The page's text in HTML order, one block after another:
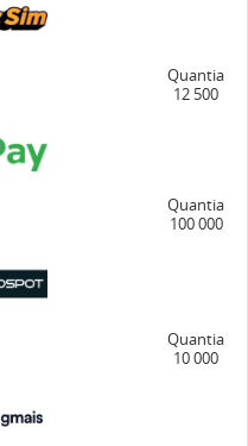
Quantia
12 500
Quantia
100 000
Quantia
10 000